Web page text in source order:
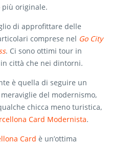
originale.
di approfittare delle
comprese nel Go City
. Ci sono ottimi tour in
città che nei dintorni.
è quella di seguire un
del modernismo,
chicca meno turistica,
Card Modernista.
Card è un’ottima